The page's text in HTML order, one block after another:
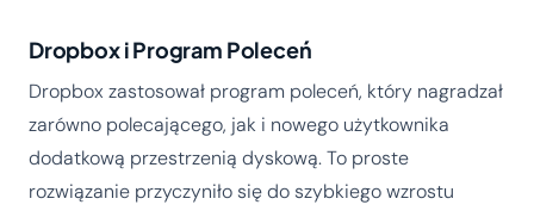
Dropbox i Program Poleceń
Dropbox zastosował program poleceń, który nagradzał
zarówno polecającego, jak i nowego użytkownika
dodatkową przestrzenią dyskową. To proste
rozwiązanie przyczyniło się do szybkiego wzrostu